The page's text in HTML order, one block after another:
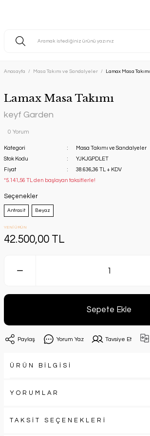
Anasayfa Masa Takımı ve Sandalyeler Lamax Masa Takımı
Lamax Masa Takımı
keyf Garden
0 Yorum
Kategori
Masa Takımı ve Sandalyeler
Stok Kodu
YJKJGPDLET
Fiyat
38.636,36 TL + KDV
*5.141,56 TL den başlayan taksitlerle!
Seçenekler
Antrasit Beyaz
YENİ ÜRÜN
42.500,00 TL
Sepete Ekle
Paylaş Yorum Yaz Tavsiye Et
ÜRÜN BİLGİSİ
YORUMLAR
TAKSİT SEÇENEKLERİ